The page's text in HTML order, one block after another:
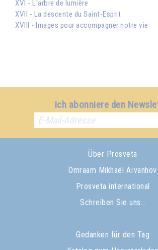
XVI - L'arbre de lumière
XVII - La descente du Saint-Esprit
XVIII - Images pour accompagner notre vie
Ich abonniere den
Über Prosveta
Omraam Mikhaël Aïvanhov
Prosveta international
Schreiben Sie uns…
Gedanken für den Tag